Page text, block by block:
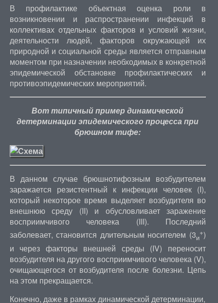
В профилактике объектная оценка роли в
возникновении и распространении инфекций в
коллективах отдельных факторов и условий жизни,
деятельности людей, факторов окружающей их
природной и социальной среды является отправным
моментом при назначении необходимых в конкретной
эпидемической обстановке профилактических и
противоэпидемических мероприятий.
Вот типичный пример динамической
детерминации эпидемического процесса при
брюшном тифе:
В данном случае брюшнотифозным возбудителем
заражается резистентный к инфекции человек (I),
который некоторое время выделяет возбудителя во
внешнюю среду (II) и обусловливает заражение
восприимчивого человека (III). Последний
заболевает, становится длительным носителем (3и
+)
и через факторы внешней среды (IV) переносит
возбудителя на другого восприимчивого человека (V),
очищающегося от возбудителя после болезни. Цепь
на этом прекращается.
Конечно, даже в рамках динамической детерминации,